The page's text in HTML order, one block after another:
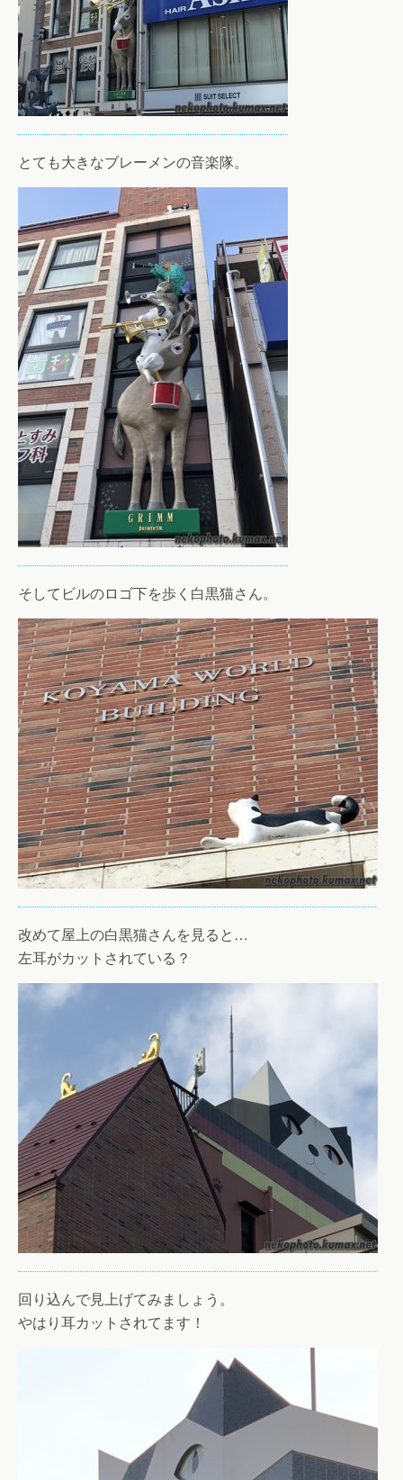
とても大きなブレーメンの音楽隊。
そしてビルのロゴ下を歩く白黒猫さん。
改めて屋上の白黒猫さんを見ると…
左耳がカットされている？
回り込んで見上げてみましょう。
やはり耳カットされてます！